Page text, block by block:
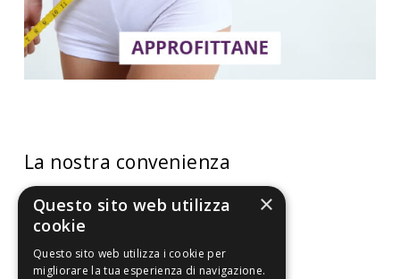
La nostra convenienza
Il risparmio che fa ambiente
Il nostro manifesto
Il blog
×
Questo sito web utilizza
cookie
Questo sito web utilizza i cookie per
migliorare la tua esperienza di navigazione.